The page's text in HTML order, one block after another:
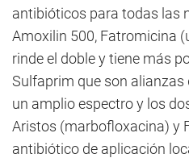
antibióticos para todas las
Amoxilin 500, Fatromicina
rinde el doble y tiene más
Sulfaprim que son
un amplio espectro y los
Aristos (marbofloxacina) y
antibiótico de aplicación